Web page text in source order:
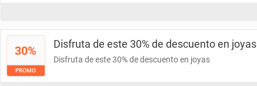
30%
PROMO
Disfruta de este 30% de descuento en joyas
Disfruta de este 30% de descuento en joyas